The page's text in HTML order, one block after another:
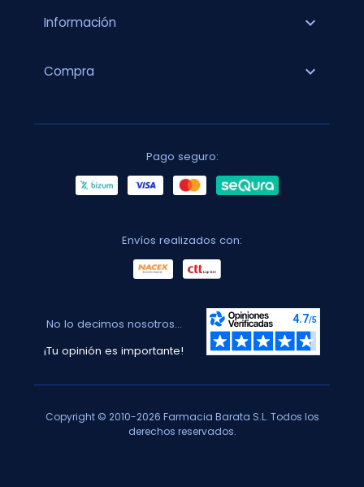
Información expand_more
Compra expand_more
Pago seguro:
Envíos realizados con:
No lo decimos nosotros...
¡Tu opinión es importante!
Copyright © 2010-2026 Farmacia Barata S.L. Todos los
derechos reservados.